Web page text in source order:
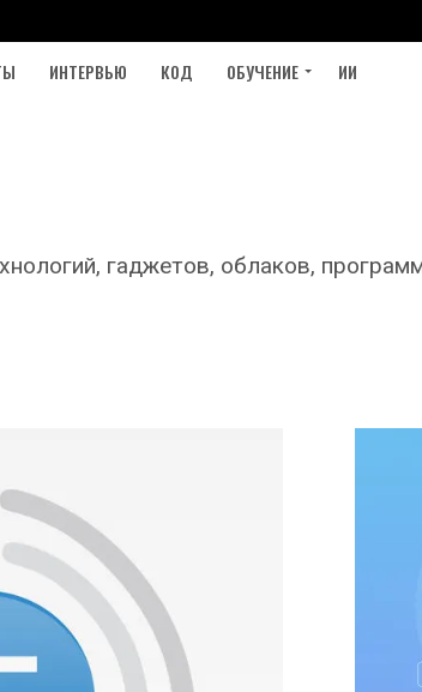
ИНТЕРВЬЮ КОД ОБУЧЕНИЕ ИИ
гаджетов, облаков,